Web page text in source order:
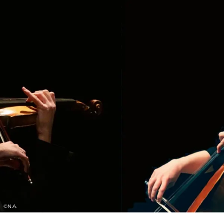
Nora Braun
©N.A.